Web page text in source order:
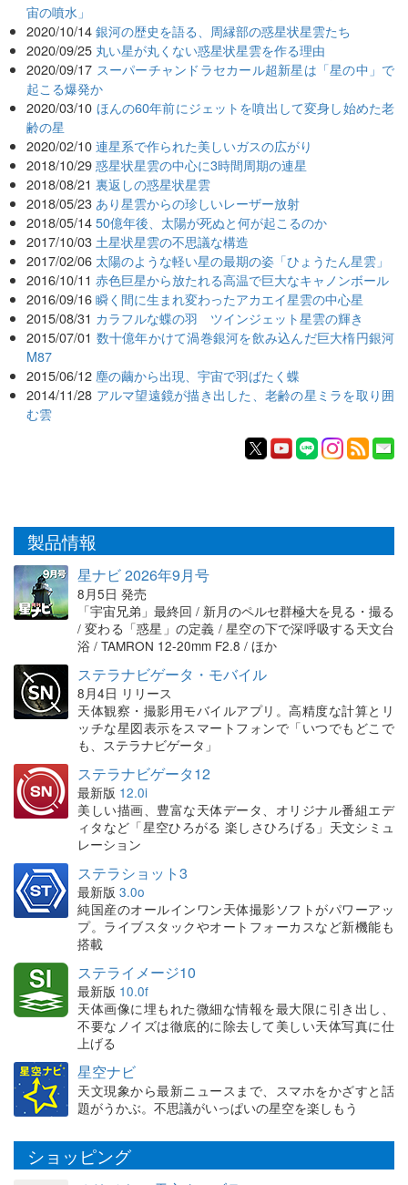
宙の噴水」
2020/10/14 銀河の歴史を語る、周縁部の惑星状星雲たち
2020/09/25 丸い星が丸くない惑星状星雲を作る理由
2020/09/17 スーパーチャンドラセカール超新星は「星の中」で
起こる爆発か
2020/03/10 ほんの60年前にジェットを噴出して変身し始めた老
齢の星
2020/02/10 連星系で作られた美しいガスの広がり
2018/10/29 惑星状星雲の中心に3時間周期の連星
2018/08/21 裏返しの惑星状星雲
2018/05/23 あり星雲からの珍しいレーザー放射
2018/05/14 50億年後、太陽が死ぬと何が起こるのか
2017/10/03 土星状星雲の不思議な構造
2017/02/06 太陽のような軽い星の最期の姿「ひょうたん星雲」
2016/10/11 赤色巨星から放たれる高温で巨大なキャノンボール
2016/09/16 瞬く間に生まれ変わったアカエイ星雲の中心星
2015/08/31 カラフルな蝶の羽 ツインジェット星雲の輝き
2015/07/01 数十億年かけて渦巻銀河を飲み込んだ巨大楕円銀河
M87
2015/06/12 塵の繭から出現、宇宙で羽ばたく蝶
2014/11/28 アルマ望遠鏡が描き出した、老齢の星ミラを取り囲
む雲
製品情報
星ナビ 2026年9月号
8月5日 発売
「宇宙兄弟」最終回 / 新月のペルセ群極大を見る・撮る
/ 変わる「惑星」の定義 / 星空の下で深呼吸する天文台
浴 / TAMRON 12-20mm F2.8 / ほか
ステラナビゲータ・モバイル
8月4日 リリース
天体観察・撮影用モバイルアプリ。高精度な計算とリ
ッチな星図表示をスマートフォンで「いつでもどこで
も、ステラナビゲータ」
ステラナビゲータ12
最新版 12.0i
美しい描画、豊富な天体データ、オリジナル番組エデ
ィタなど「星空ひろがる 楽しさひろげる」天文シミュ
レーション
ステラショット3
最新版 3.0o
純国産のオールインワン天体撮影ソフトがパワーアッ
プ。ライブスタックやオートフォーカスなど新機能も
搭載
ステライメージ10
最新版 10.0f
天体画像に埋もれた微細な情報を最大限に引き出し、
不要なノイズは徹底的に除去して美しい天体写真に仕
上げる
星空ナビ
天文現象から最新ニュースまで、スマホをかざすと話
題がうかぶ。不思議がいっぱいの星空を楽しもう
ショッピング